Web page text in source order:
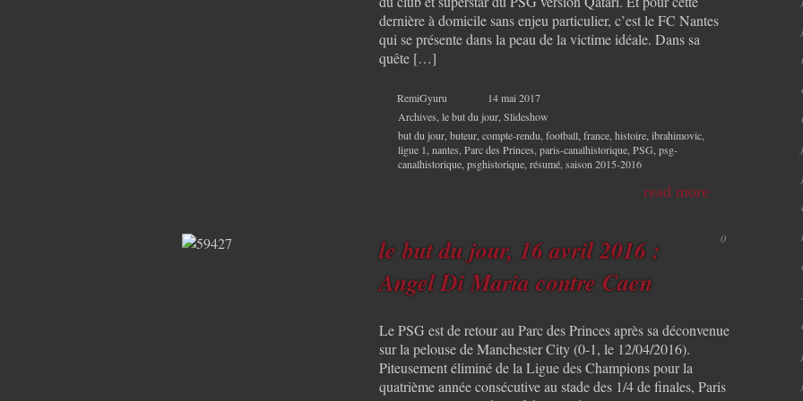
dernière à domicile sans enjeu particulier, c’est le FC Nantes
qui se présente dans la peau de la victime idéale. Dans sa
quête […]
RemiGyuru
14 mai 2017
Archives le but du jour Slideshow
but du jour buteur compte-rendu football france histoire ibrahimovic
ligue 1 nantes Parc des Princes paris-canalhistorique PSG psg-
canalhistorique psghistorique résumé saison 2015-2016
read more
0
le but du jour, 16 avril 2016 :
Angel Di Maria contre Caen
Le PSG est de retour au Parc des Princes après sa déconvenue
sur la pelouse de Manchester City (0-1, le 12/04/2016).
Piteusement éliminé de la Ligue des Champions pour la
quatrième année consécutive au stade des 1/4 de finales, Paris